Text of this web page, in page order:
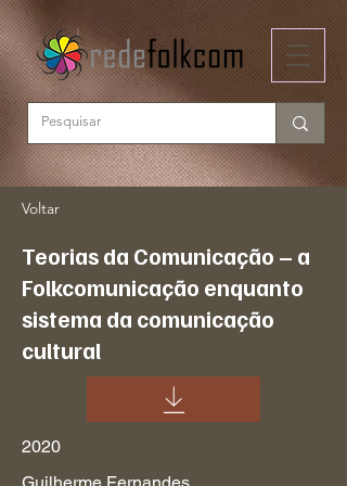
Voltar
Teorias da Comunicação – a
Folkcomunicação enquanto
sistema da comunicação
cultural
2020